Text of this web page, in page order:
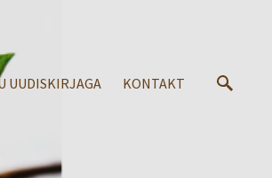
UUDISKIRJAGA KONTAKT